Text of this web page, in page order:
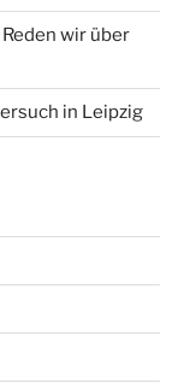
wir über
in Leipzig